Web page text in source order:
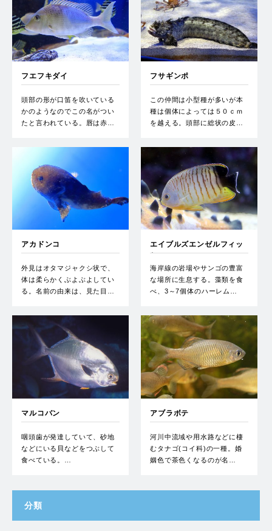
フエフキダイ
頭部の形が口笛を吹いている
かのようなのでこの名がつい
たと言われている。唇は赤…
フサギンポ
この仲間は小型種が多いが本
種は個体によっては５０ｃｍ
を越える。頭部に総状の皮…
アカドンコ
外見はオタマジャクシ状で、
体は柔らかくぶよぶよしてい
る。名前の由来は、見た目…
エイブルズエンゼルフィッ
シュ
海岸線の岩場やサンゴの豊富
な場所に生息する。藻類を食
べ、3～7個体のハーレム…
マルコバン
咽頭歯が発達していて、砂地
などにいる貝などをつぶして
食べている。…
アブラボテ
河川中流域や用水路などに棲
むタナゴ(コイ科)の一種。婚
姻色で茶色くなるのが名…
分類